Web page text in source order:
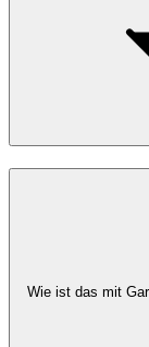
Wie ist das mit